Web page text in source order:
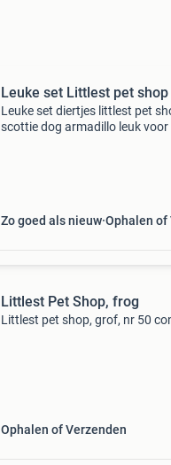
Leuke set Littlest pet
Leuke set diertjes littlest pet
scottie dog armadillo leuk
Zo goed als nieuw Ophalen of
Littlest Pet Shop, frog
Littlest pet shop, grof, nr 50
Ophalen of Verzenden